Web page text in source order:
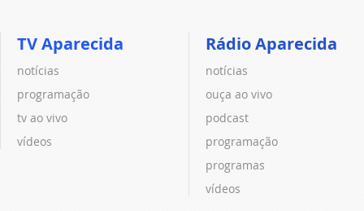
TV Aparecida
notícias
programação
tv ao vivo
vídeos
Rádio Aparecida
notícias
ouça ao vivo
podcast
programação
programas
vídeos